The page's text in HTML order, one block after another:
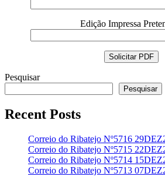
Edição Impressa
Pesquisar
Pesquisar
Recent Posts
Correio do Ribatejo Nº5716
Correio do Ribatejo Nº5715
Correio do Ribatejo Nº5714
Correio do Ribatejo Nº5713